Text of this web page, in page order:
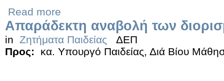
Read more
Απαράδεκτη αναβολή των
in Ζητήματα Παιδείας
ΔΕΠ
Προς:
κα. Υπουργό Παιδείας, Διά Βίου